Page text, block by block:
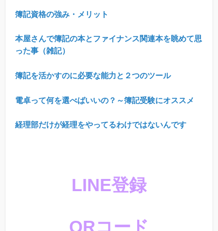
簿記資格の強み・メリット
本屋さんで簿記の本とファイナンス関連本を眺めて思
った事（雑記）
簿記を活かすのに必要な能力と２つのツール
電卓って何を選べばいいの？～簿記受験にオススメ
経理部だけが経理をやってるわけではないんです
LINE登録
QRコード